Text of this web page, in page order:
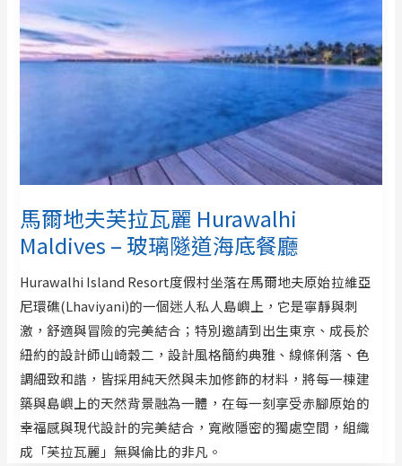
馬爾地夫芙拉瓦麗 Hurawalhi
Maldives – 玻璃隧道海底餐廳
Hurawalhi Island Resort度假村坐落在馬爾地夫原始拉維亞
尼環礁(Lhaviyani)的一個迷人私人島嶼上，它是寧靜與刺
激，舒適與冒險的完美結合；特別邀請到出生東京、成長於
紐約的設計師山崎穀二，設計風格簡約典雅、線條俐落、色
調細致和諧，皆採用純天然與未加修飾的材料，將每一棟建
築與島嶼上的天然背景融為一體，在每一刻享受赤腳原始的
幸福感與現代設計的完美結合，寬敞隱密的獨處空間，組織
成「芙拉瓦麗」無與倫比的非凡。